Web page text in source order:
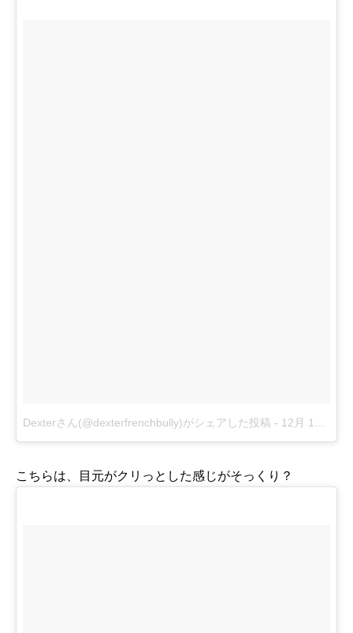
Dexterさん(@dexterfrenchbully)がシェアした投稿 - 12月 16, 2017 at 9:58午前 PST
こちらは、目元がクリっとした感じがそっくり？